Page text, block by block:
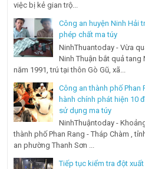
việc bị kẻ gian trộ...
Công an huyện Ninh Hải
phép chất ma túy
NinhThuantoday - Vừa
Ninh Thuận bắt quả tang
năm 1991, trú tại thôn Gò Gũ, xã...
Công an thành phố Phan
hành chính phát hiện 10
sử dụng ma túy
NinhThuậntoday -
thành phố Phan Rang - Tháp Chàm ,
an phường Thanh Sơn ...
Tiếp tục kiểm tra đột